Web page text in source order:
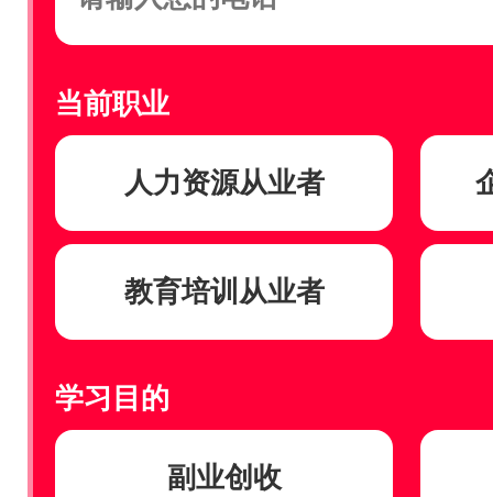
当前职业
人力资源从业者
教育培训从业者
学习目的
副业创收